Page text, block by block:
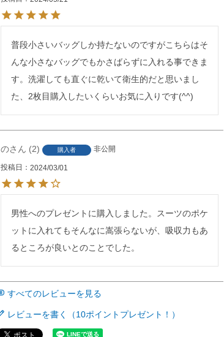
普段小さいバッグしか持たないのですがこちらはそ
んな小さなバッグでもかさばらずに入れる事できま
す。洗濯しても直ぐに乾いて衛生的だと思いまし
た、2枚目購入したいくらいお気に入りです(^^)
の 2 購入者 非公開
投稿日 2024/03/01
男性へのプレゼントに購入しました。スーツのポケ
ットに入れてもそんなに嵩張らないが、吸収力もあ
るところが良いとのことでした。
すべてのレビューを見る
レビューを書く（10ポイントプレゼント！）